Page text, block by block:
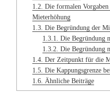
1.2. Die formalen
Mieterhöhung
1.3. Die Begründung der
1.3.1.
Die Begründung
1.3.2. Die Begründung
1.4. Der Zeitpunkt für die
1.5. Die Kappungsgrenze
1.6. Ähnliche Beiträge